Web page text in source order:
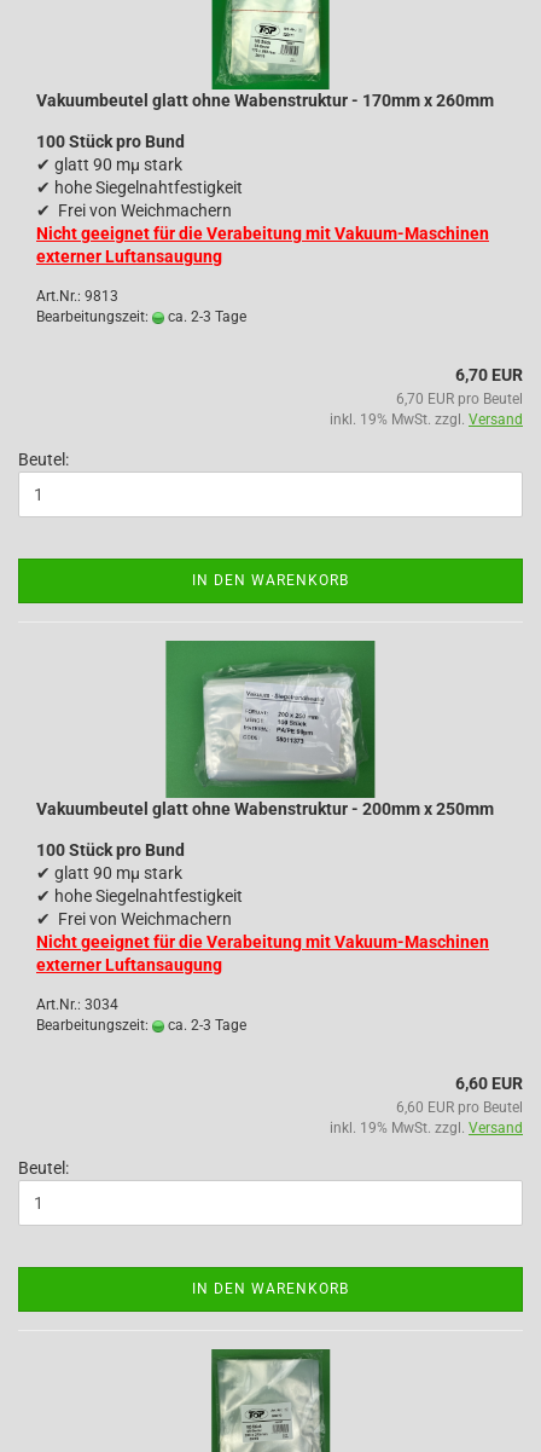
Vakuumbeutel glatt ohne Wabenstruktur - 170mm x 260mm
100 Stück pro Bund
✔ glatt 90 mµ stark
✔ hohe Siegelnahtfestigkeit
✔ Frei von Weichmachern
Nicht geeignet für die Verabeitung mit Vakuum-Maschinen
externer Luftansaugung
Art.Nr.: 9813
Bearbeitungszeit:
ca. 2-3 Tage
6,70 EUR
6,70 EUR pro Beutel
inkl. 19% MwSt. zzgl. Versand
Beutel:
IN DEN WARENKORB
Vakuumbeutel glatt ohne Wabenstruktur - 200mm x 250mm
100 Stück pro Bund
✔ glatt 90 mµ stark
✔ hohe Siegelnahtfestigkeit
✔ Frei von Weichmachern
Nicht geeignet für die Verabeitung mit Vakuum-Maschinen
externer Luftansaugung
Art.Nr.: 3034
Bearbeitungszeit:
ca. 2-3 Tage
6,60 EUR
6,60 EUR pro Beutel
inkl. 19% MwSt. zzgl. Versand
Beutel:
IN DEN WARENKORB